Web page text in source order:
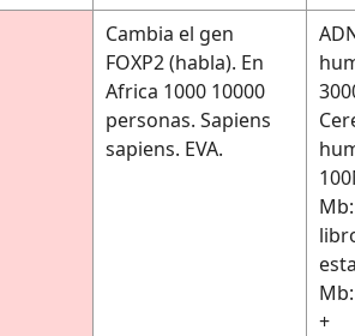
Cambia el gen
FOXP2 (habla). En
Africa 1000 10000
personas. Sapiens
sapiens. EVA.
+